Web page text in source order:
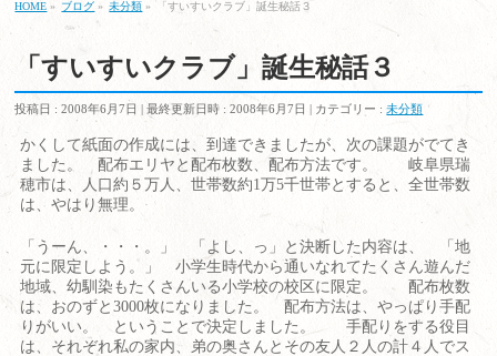
HOME » ブログ » 未分類 » 「すいすいクラブ」誕生秘話３
「すいすいクラブ」誕生秘話３
投稿日 : 2008年6月7日 最終更新日時 : 2008年6月7日 カテゴリー :未分類
かくして紙面の作成には、到達できましたが、次の課題がでてき
ました。 配布エリヤと配布枚数、配布方法です。 岐阜県瑞
穂市は、人口約５万人、世帯数約1万5千世帯とすると、全世帯数
は、やはり無理。
「うーん、・・・。」 「よし、っ」と決断した内容は、 「地
元に限定しよう。」 小学生時代から通いなれてたくさん遊んだ
地域、幼馴染もたくさんいる小学校の校区に限定。 配布枚数
は、おのずと3000枚になりました。 配布方法は、やっぱり手配
りがいい。 ということで決定しました。 手配りをする役目
は、それぞれ私の家内、弟の奥さんとその友人２人の計４人でス